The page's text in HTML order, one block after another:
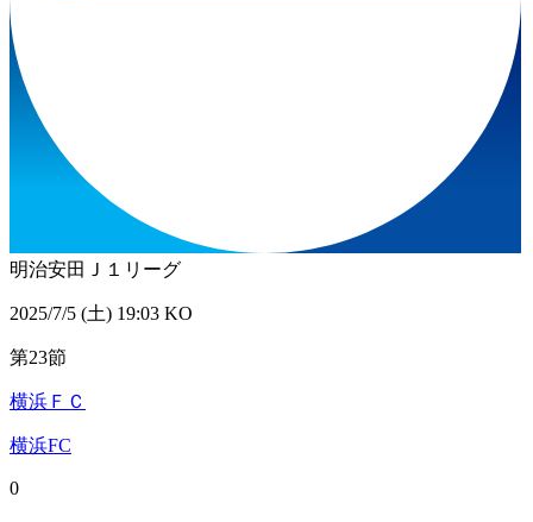
明治安田Ｊ１リーグ
2025/7/5 (土) 19:03 KO
第23節
横浜ＦＣ
横浜FC
0